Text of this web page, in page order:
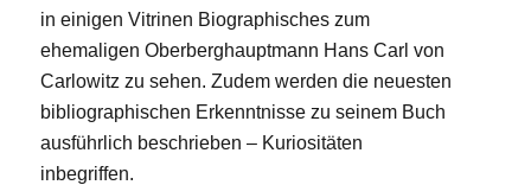
in einigen Vitrinen Biographisches zum
ehemaligen Oberberghauptmann Hans Carl von
Carlowitz zu sehen. Zudem werden die neuesten
bibliographischen Erkenntnisse zu seinem Buch
ausführlich beschrieben – Kuriositäten
inbegriffen.